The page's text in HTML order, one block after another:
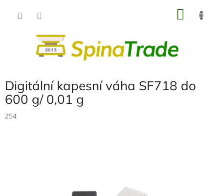
Digitální kapesní váha SF718 do
600 g/ 0,01 g
254